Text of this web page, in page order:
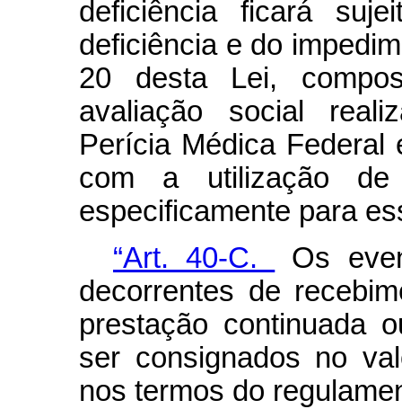
deficiência ficará
deficiência e do
20 desta Lei,
avaliação social
Perícia Médica
com a utilização de
especificamente para
“Art. 40-C.
Os
decorrentes de
prestação continuada
ser consignados no
nos termos do